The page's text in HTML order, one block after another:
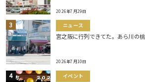
2026年7月29日
ニュース
宮之阪に行列できてた。あら川の桃
2026年7月10日
イベント